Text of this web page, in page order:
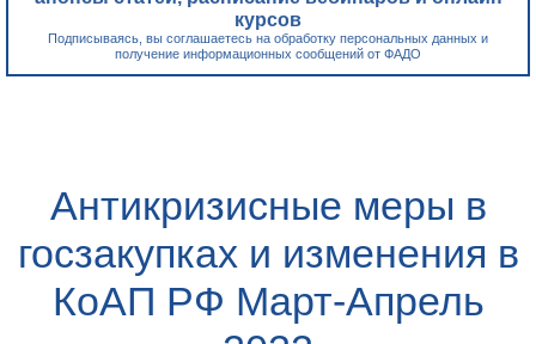
курсов
Подписываясь, вы соглашаетесь на обработку персональных данных и
получение информационных сообщений от ФАДО
Антикризисные меры в
госзакупках и изменения в
КоАП РФ Март-Апрель